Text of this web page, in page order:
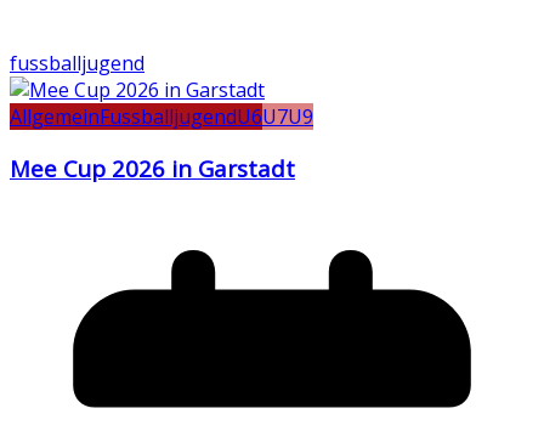
fussballjugend
AllgemeinFussballjugendU6U7U9
Mee Cup 2026 in Garstadt